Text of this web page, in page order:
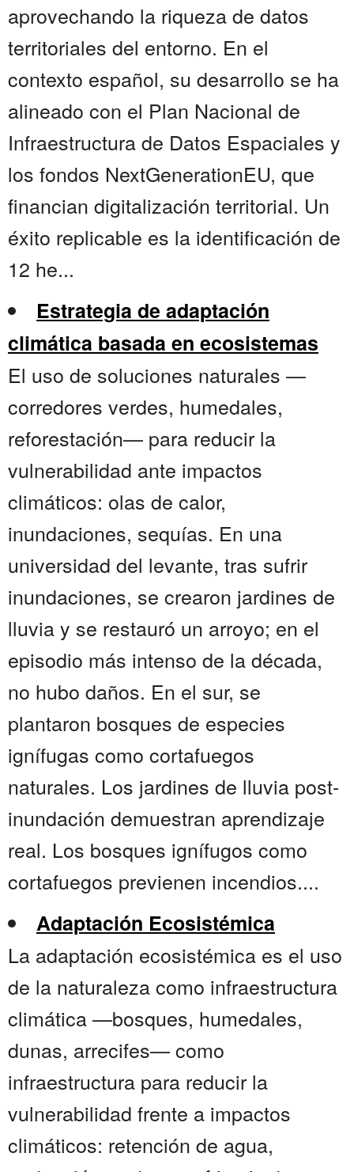
aprovechando la riqueza de datos
territoriales del entorno. En el
contexto español, su desarrollo se ha
alineado con el Plan Nacional de
Infraestructura de Datos Espaciales y
los fondos NextGenerationEU, que
financian digitalización territorial. Un
éxito replicable es la identificación de
12 he...
Estrategia de adaptación
climática basada en ecosistemas
El uso de soluciones naturales —
corredores verdes, humedales,
reforestación— para reducir la
vulnerabilidad ante impactos
climáticos: olas de calor,
inundaciones, sequías. En una
universidad del levante, tras sufrir
inundaciones, se crearon jardines de
lluvia y se restauró un arroyo; en el
episodio más intenso de la década,
no hubo daños. En el sur, se
plantaron bosques de especies
ignífugas como cortafuegos
naturales. Los jardines de lluvia post-
inundación demuestran aprendizaje
real. Los bosques ignífugos como
cortafuegos previenen incendios....
Adaptación Ecosistémica
La adaptación ecosistémica es el uso
de la naturaleza como infraestructura
climática —bosques, humedales,
dunas, arrecifes— como
infraestructura para reducir la
vulnerabilidad frente a impactos
climáticos: retención de agua,